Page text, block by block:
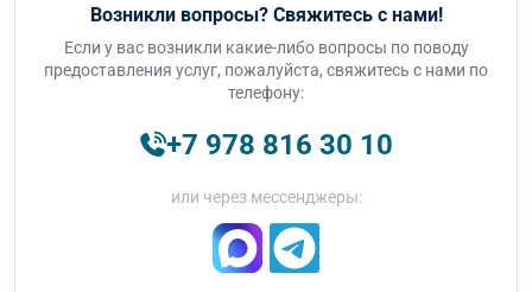
Возникли вопросы? Свяжитесь с нами!
Если у вас возникли какие-либо вопросы по поводу
предоставления услуг, пожалуйста, свяжитесь с нами по
телефону:
+7 978 816 30 10
или через мессенджеры: